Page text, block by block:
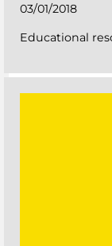
03/01/2018
Educational